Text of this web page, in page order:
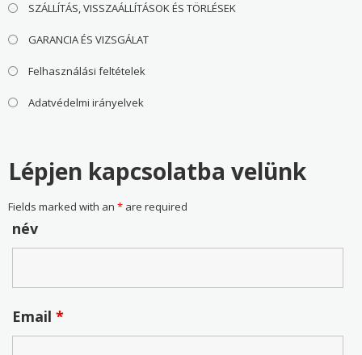
SZÁLLÍTÁS, VISSZAÁLLÍTÁSOK ÉS TÖRLÉSEK
GARANCIA ÉS VIZSGÁLAT
Felhasználási feltételek
Adatvédelmi irányelvek
Lépjen kapcsolatba velünk
Fields marked with an *are required
név
Email *